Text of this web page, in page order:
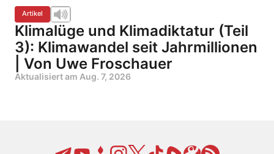
Artikel
Klimalüge und Klimadiktatur (Teil
3): Klimawandel seit Jahrmillionen
| Von Uwe Froschauer
Aktualisiert am Aug. 7, 2026